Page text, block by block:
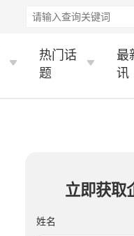
热门话
题
最
讯
立即获取
姓名